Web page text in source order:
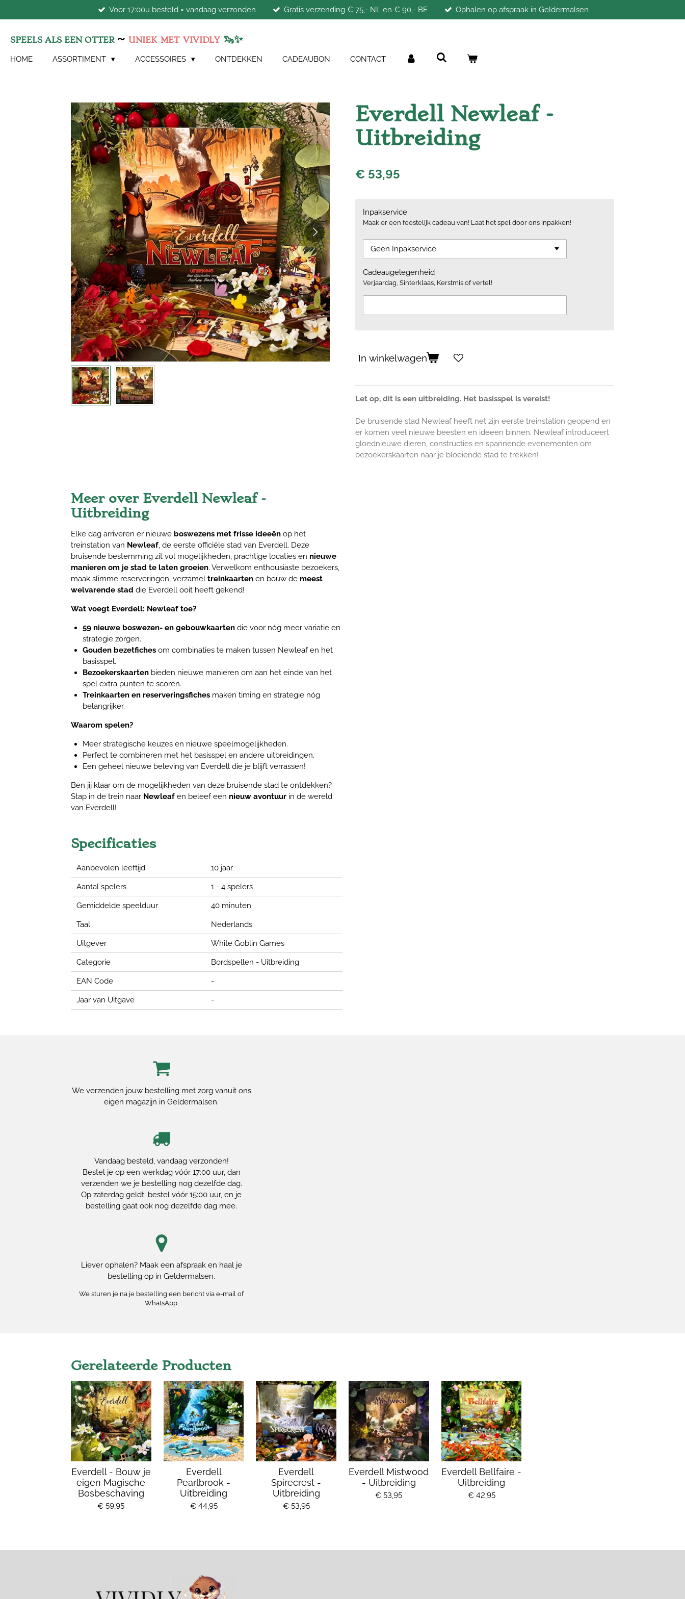
direct
de
hoofdinhoud
Voor 17:00u besteld = vandaag verzonden Gratis verzending € 75,- NL en € 90,- BE Ophalen op afspraak in Geldermalsen
SPEELS ALS EEN OTTER ~ UNIEK MET VIVIDLY 🦦✨
HOME ASSORTIMENT ACCESSOIRES ONTDEKKEN CADEAUBON CONTACT
Everdell Newleaf -
Uitbreiding
€ 53,95
Inpakservice
Maak er een feestelijk cadeau van! Laat het spel door ons inpakken!
Cadeaugelegenheid
Verjaardag, Sinterklaas, Kerstmis of vertel!
In winkelwagen
Let op, dit is een uitbreiding. Het basisspel is vereist!
De bruisende stad Newleaf heeft net zijn eerste treinstation geopend en
er komen veel nieuwe beesten en ideeën binnen. Newleaf introduceert
gloednieuwe dieren, constructies en spannende evenementen om
bezoekerskaarten naar je bloeiende stad te trekken!
Meer over Everdell Newleaf -
Uitbreiding
Elke dag arriveren er nieuwe boswezens met frisse ideeën op het
treinstation van Newleaf, de eerste officiële stad van Everdell. Deze
bruisende bestemming zit vol mogelijkheden, prachtige locaties en nieuwe
manieren om je stad te laten groeien. Verwelkom enthousiaste bezoekers,
maak slimme reserveringen, verzamel treinkaarten en bouw de meest
welvarende stad die Everdell ooit heeft gekend!
Wat voegt Everdell: Newleaf toe?
59 nieuwe boswezen- en gebouwkaartendie voor nóg meer variatie en
strategie zorgen.
Gouden bezetfichesom combinaties te maken tussen Newleaf en het
basisspel.
Bezoekerskaartenbieden nieuwe manieren om aan het einde van het
spel extra punten te scoren.
Treinkaarten en reserveringsfichesmaken timing en strategie nóg
belangrijker.
Waarom spelen?
Meer strategische keuzes en nieuwe speelmogelijkheden.
Perfect te combineren met het basisspel en andere uitbreidingen.
Een geheel nieuwe beleving van Everdell die je blijft verrassen!
Ben jij klaar om de mogelijkheden van deze bruisende stad te ontdekken?
Stap in de trein naar Newleaf en beleef een nieuw avontuur in de wereld
van Everdell!
Specificaties
Aanbevolen leeftijd 10 jaar
Aantal spelers 1 - 4 spelers
Gemiddelde speelduur 40 minuten
Taal Nederlands
Uitgever White Goblin Games
Categorie Bordspellen - Uitbreiding
EAN Code -
Jaar van Uitgave -
We verzenden jouw bestelling met zorg vanuit ons
eigen magazijn in Geldermalsen.
Vandaag besteld, vandaag verzonden!
Bestel je op een werkdag vóór 17:00 uur, dan
verzenden we je bestelling nog dezelfde dag.
Op zaterdag geldt: bestel vóór 15:00 uur, en je
bestelling gaat ook nog dezelfde dag mee.
Liever ophalen? Maak een afspraak en haal je
bestelling op in Geldermalsen.
We sturen je na je bestelling een bericht via e-mail of
WhatsApp.
Gerelateerde Producten
Everdell - Bouw je
eigen Magische
Bosbeschaving
€ 59,95
Everdell
Pearlbrook -
Uitbreiding
€ 44,95
Everdell
Spirecrest -
Uitbreiding
€ 53,95
Everdell Mistwood
- Uitbreiding
€ 53,95
Everdell Bellfaire -
Uitbreiding
€ 42,95